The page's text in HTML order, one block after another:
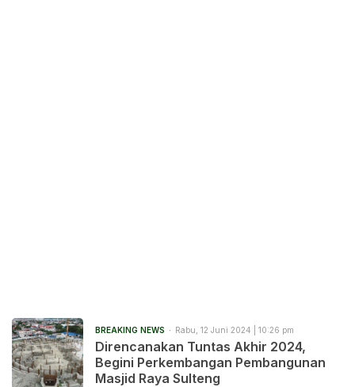
BREAKING NEWS Rabu, 12 Juni 2024 | 10:26 pm
Direncanakan Tuntas Akhir 2024,
Begini Perkembangan Pembangunan
Masjid Raya Sulteng